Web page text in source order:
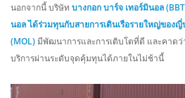
นอกจากนี้ บริษัท บางกอก บาร์จ เทอร์มินอล
นอล ได้ร่วมทุนกับสายการเดินเรือรายใหญ่ของ
(MOL)มีพัฒนาการและการเติบโตที่ดี และคาด
บริการผ่านระดับจุดคุ้มทุนได้ภายในไม่ช้านี้